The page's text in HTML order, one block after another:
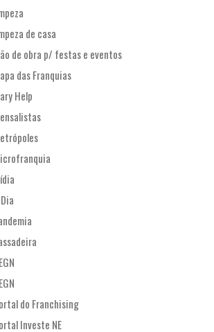
de casa
de obra p/ festas e eventos
das Franquias
Help
do Franchising
Investe NE